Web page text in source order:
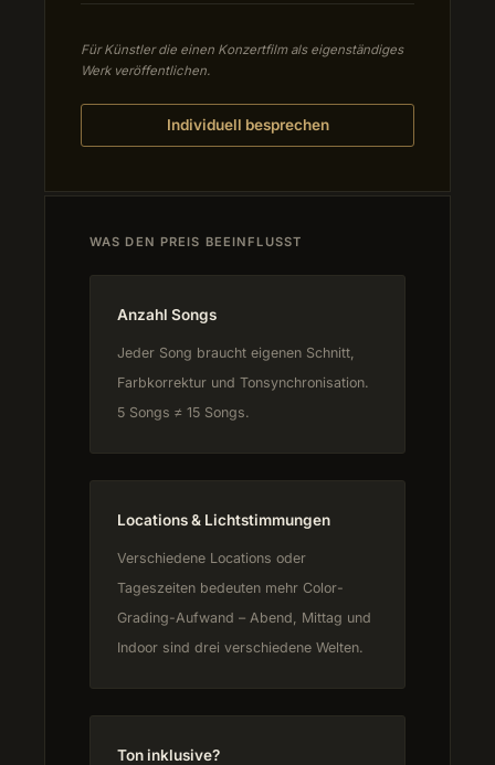
Für Künstler die einen Konzertfilm als eigenständiges
Werk veröffentlichen.
Individuell besprechen
WAS DEN PREIS BEEINFLUSST
Anzahl Songs
Jeder Song braucht eigenen Schnitt,
Farbkorrektur und Tonsynchronisation.
5 Songs ≠ 15 Songs.
Locations & Lichtstimmungen
Verschiedene Locations oder
Tageszeiten bedeuten mehr Color-
Grading-Aufwand – Abend, Mittag und
Indoor sind drei verschiedene Welten.
Ton inklusive?